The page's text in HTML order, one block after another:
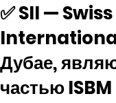
✅ SII — Swiss
Дубае,
частью